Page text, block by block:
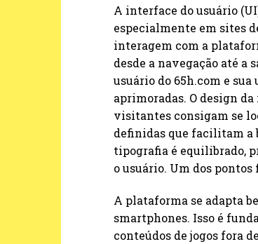
A interface do usuário
especialmente em sites
interagem com a
desde a navegação até a
usuário do 65h.com e
aprimoradas. O design
visitantes consigam se
definidas que facilitam a
tipografia é equilibrado,
o usuário. Um dos
A plataforma se adapta
smartphones. Isso é
conteúdos de jogos fora